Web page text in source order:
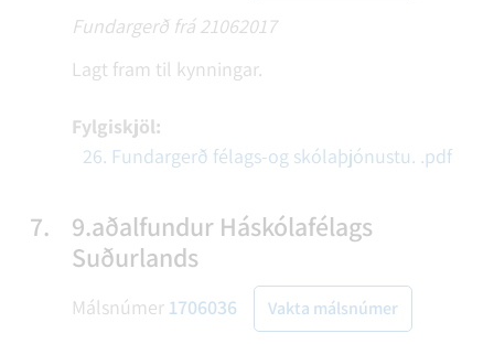
Fundargerð frá 21062017
Lagt fram til kynningar.
Fylgiskjöl:
26. Fundargerð félags-og skólaþjónustu. .pdf
7.
9.aðalfundur Háskólafélags
Suðurlands
Málsnúmer 1706036 Vakta málsnúmer